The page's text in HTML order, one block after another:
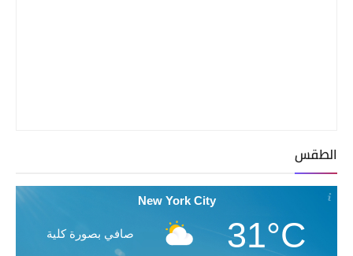
الطقس
New York City
31°C صافي بصورة كلية